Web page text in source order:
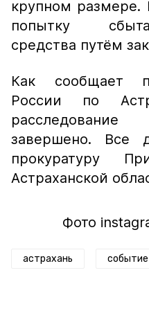
крупном размере.
попытку
средства путём
Как сообщает
России по
завершено. Все
прокуратуру
Астраханской
Фото
астрахань событие